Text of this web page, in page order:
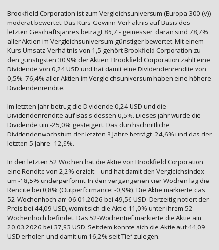
Brookfield Corporation ist zum Vergleichsuniversum (Europa 300 (v))
moderat bewertet. Das Kurs-Gewinn-Verhältnis auf Basis des
letzten Geschäftsjahres beträgt 86,7 - gemessen daran sind 78,7%
aller Aktien im Vergleichsuniversum günstiger bewertet. Mit einem
Kurs-Umsatz-Verhältnis von 1,5 gehört Brookfield Corporation zu
den günstigsten 30,9% der Aktien. Brookfield Corporation zahlt eine
Dividende von 0,24 USD und hat damit eine Dividendenrendite von
0,5%. 76,4% aller Aktien im Vergleichsuniversum haben eine höhere
Dividendenrendite.
Im letzten Jahr betrug die Dividende 0,24 USD und die
Dividendenrendite auf Basis dessen 0,5%. Dieses Jahr wurde die
Dividende um -25,0% gesteigert. Das durchschnittliche
Dividendenwachstum der letzten 3 Jahre beträgt -24,6% und das der
letzten 5 Jahre -12,9%.
In den letzten 52 Wochen hat die Aktie von Brookfield Corporation
eine Rendite von 2,2% erzielt – und hat damit den Vergleichsindex
um -18,5% underperformt. In den vergangenen vier Wochen lag die
Rendite bei 0,8% (Outperformance: -0,9%). Die Aktie markierte das
52-Wochenhoch am 06.01.2026 bei 49,56 USD. Derzeitig notiert der
Preis bei 44,09 USD, womit sich die Aktie 11,0% unter ihrem 52-
Wochenhoch befindet. Das 52-Wochentief markierte die Aktie am
20.03.2026 bei 37,93 USD. Seitdem konnte sich die Aktie auf 44,09
USD erholen und damit um 16,2% seit Tief zulegen.